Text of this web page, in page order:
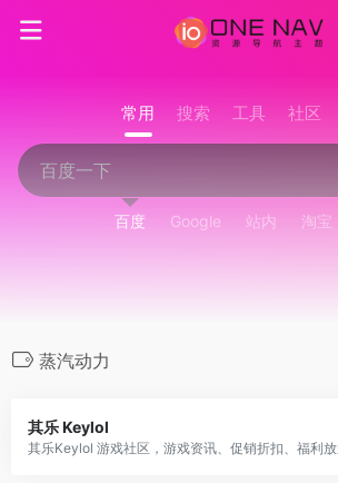
常用 搜索 工具 社区
百度 Google 站内 淘宝
蒸汽动力
其乐 Keylol